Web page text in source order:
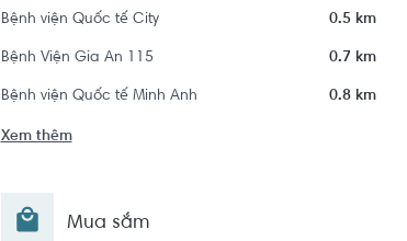
Bệnh viện Quốc tế City 0.5 km
Bệnh Viện Gia An 115 0.7 km
Bệnh viện Quốc tế Minh Anh 0.8 km
Xem thêm
Mua sắm